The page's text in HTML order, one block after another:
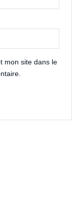
mon site dans le